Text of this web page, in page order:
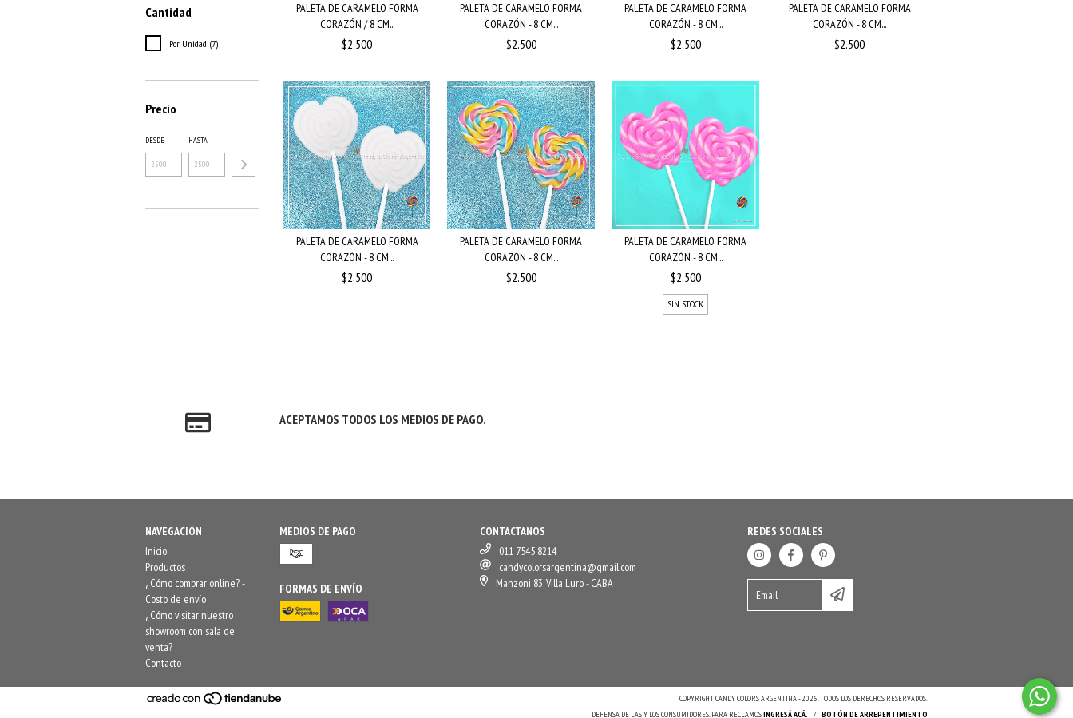
Cantidad
Por Unidad (7)
Precio
DESDE HASTA
PALETA DE CARAMELO FORMA
CORAZÓN / 8 CM...
$2.500
PALETA DE CARAMELO FORMA
CORAZÓN - 8 CM...
$2.500
PALETA DE CARAMELO FORMA
CORAZÓN - 8 CM...
$2.500
PALETA DE CARAMELO FORMA
CORAZÓN - 8 CM...
$2.500
PALETA DE CARAMELO FORMA
CORAZÓN - 8 CM...
$2.500
PALETA DE CARAMELO FORMA
CORAZÓN - 8 CM...
$2.500
PALETA DE CARAMELO FORMA
CORAZÓN - 8 CM...
$2.500
SIN STOCK
ACEPTAMOS TODOS LOS MEDIOS DE PAGO.
NAVEGACIÓN
Inicio
Productos
¿Cómo comprar online? -
Costo de envío
¿Cómo visitar nuestro
showroom con sala de
venta?
Contacto
MEDIOS DE PAGO
FORMAS DE ENVÍO
CONTACTANOS
011 7545 8214
candycolorsargentina@gmail.com
Manzoni 83, Villa Luro - CABA
REDES SOCIALES
COPYRIGHT CANDY COLORS ARGENTINA - 2026. TODOS LOS DERECHOS RESERVADOS.
DEFENSA DE LAS Y LOS CONSUMIDORES. PARA RECLAMOSINGRESÁ ACÁ. / BOTÓN DE ARREPENTIMIENTO